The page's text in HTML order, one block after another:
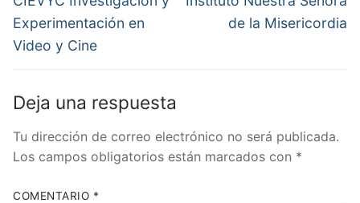
entradas
anterior:
Experimentación en
Video y Cine
siguiente:de la Misericordia
Deja una respuesta
Tu dirección de correo electrónico no será publicada.
Los campos obligatorios están marcados con *
COMENTARIO *